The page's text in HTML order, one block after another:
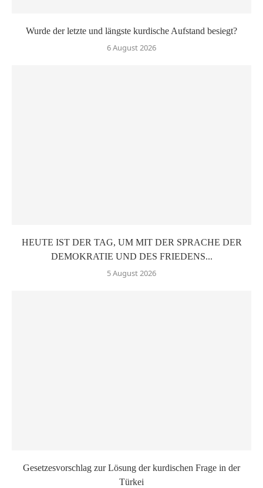
Wurde der letzte und längste kurdische Aufstand besiegt?
6 August 2026
HEUTE IST DER TAG, UM MIT DER SPRACHE DER
DEMOKRATIE UND DES FRIEDENS...
5 August 2026
Gesetzesvorschlag zur Lösung der kurdischen Frage in der
Türkei